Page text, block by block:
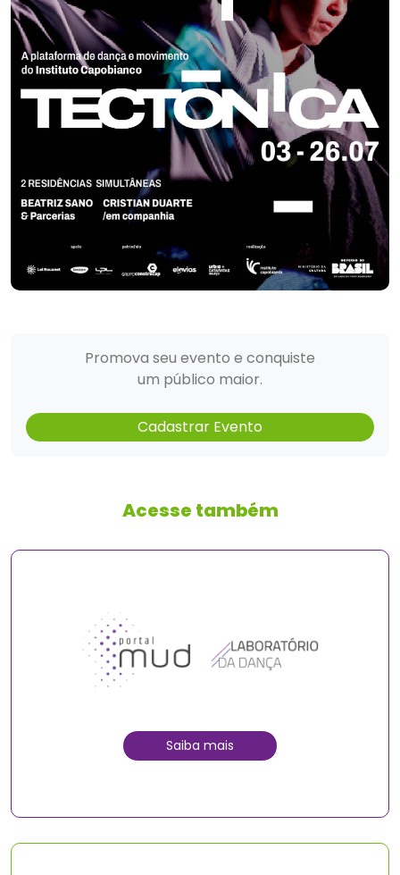
Promova seu evento e conquiste
um público maior.
Cadastrar Evento
Acesse também
Saiba mais